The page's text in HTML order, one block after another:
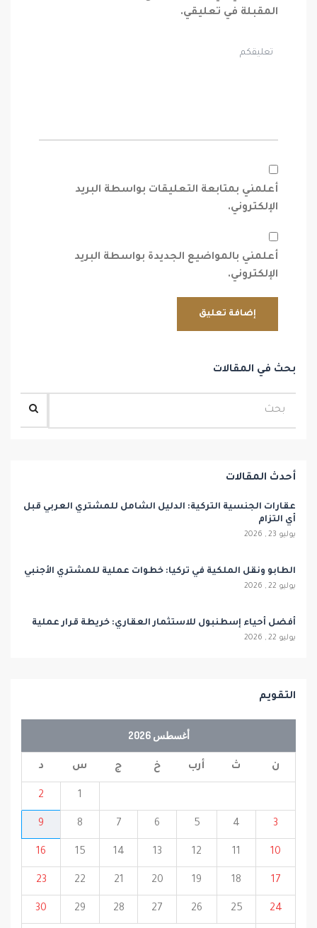
المقبلة في تعليقي.
أعلمني بمتابعة التعليقات بواسطة البريد
الإلكتروني.
أعلمني بالمواضيع الجديدة بواسطة البريد
الإلكتروني.
بحث في المقالات
أحدث المقالات
عقارات الجنسية التركية: الدليل الشامل للمشتري العربي قبل
أي التزام
يوليو 23 , 2026
الطابو ونقل الملكية في تركيا: خطوات عملية للمشتري الأجنبي
يوليو 22 , 2026
أفضل أحياء إسطنبول للاستثمار العقاري: خريطة قرار عملية
يوليو 22 , 2026
التقويم
أغسطس 2026
ن ث أرب خ ج س د
1
2
3
4
5
6
7
8
9
10
11
12
13
14
15
16
17
18
19
20
21
22
23
24
25
26
27
28
29
30